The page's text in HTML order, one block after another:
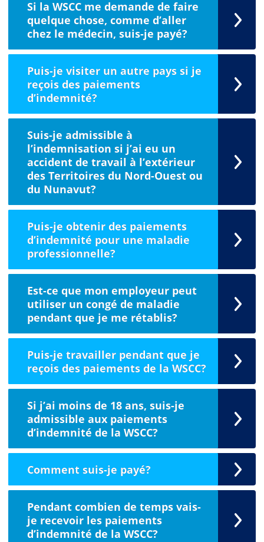
Si la WSCC me demande de faire
quelque chose, comme d’aller
chez le médecin, suis-je payé?
Puis-je visiter un autre pays si je
reçois des paiements
d’indemnité?
Suis-je admissible à
l’indemnisation si j’ai eu un
accident de travail à l’extérieur
des Territoires du Nord-Ouest ou
du Nunavut?
Puis-je obtenir des paiements
d’indemnité pour une maladie
professionnelle?
Est-ce que mon employeur peut
utiliser un congé de maladie
pendant que je me rétablis?
Puis-je travailler pendant que je
reçois des paiements de la WSCC?
Si j’ai moins de 18 ans, suis-je
admissible aux paiements
d’indemnité de la WSCC?
Comment suis-je payé?
Pendant combien de temps vais-
je recevoir les paiements
d’indemnité de la WSCC?